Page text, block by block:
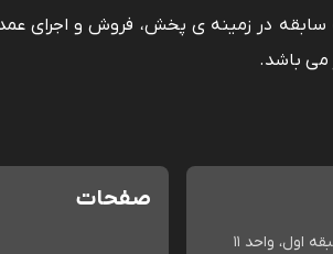
در زمینه ی پخش، فروش و اجرای
می باشد.
اول، واحد 11
صفحات